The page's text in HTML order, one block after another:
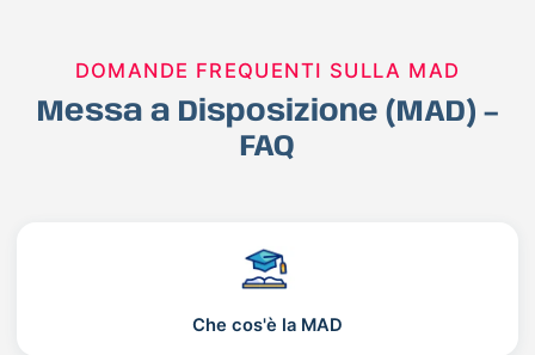
DOMANDE FREQUENTI SULLA MAD
Messa a Disposizione (MAD) –
FAQ
Che cos'è la MAD